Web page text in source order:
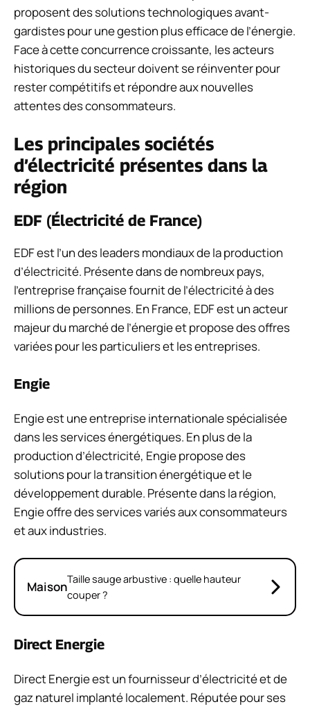
proposent des solutions technologiques avant-
gardistes pour une gestion plus efficace de l’énergie.
Face à cette concurrence croissante, les acteurs
historiques du secteur doivent se réinventer pour
rester compétitifs et répondre aux nouvelles
attentes des consommateurs.
Les principales sociétés
d’électricité présentes dans la
région
EDF (Électricité de France)
EDF est l’un des leaders mondiaux de la production
d’électricité. Présente dans de nombreux pays,
l’entreprise française fournit de l’électricité à des
millions de personnes. En France, EDF est un acteur
majeur du marché de l’énergie et propose des offres
variées pour les particuliers et les entreprises.
Engie
Engie est une entreprise internationale spécialisée
dans les services énergétiques. En plus de la
production d’électricité, Engie propose des
solutions pour la transition énergétique et le
développement durable. Présente dans la région,
Engie offre des services variés aux consommateurs
et aux industries.
MaisonTaille sauge arbustive : quelle hauteur
couper ?
Direct Energie
Direct Energie est un fournisseur d’électricité et de
gaz naturel implanté localement. Réputée pour ses